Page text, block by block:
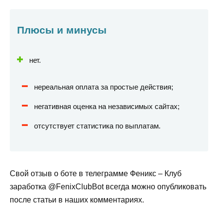
Плюсы и минусы
нет.
нереальная оплата за простые действия;
негативная оценка на независимых сайтах;
отсутствует статистика по выплатам.
Свой отзыв о боте в телеграмме Феникс – Клуб
заработка @FenixClubBot всегда можно опубликовать
после статьи в наших комментариях.